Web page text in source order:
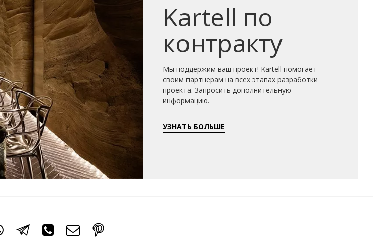
Kartell по
контракту
Мы поддержим ваш проект! Kartell помогает
своим партнерам на всех этапах разработки
проекта. Запросить дополнительную
информацию.
УЗНАТЬ БОЛЬШЕ